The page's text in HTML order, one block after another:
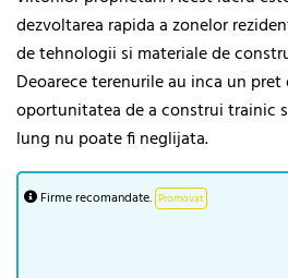
dezvoltarea rapida a zonelor
de tehnologii si materiale de
Deoarece terenurile au inca un
oportunitatea de a construi trainic
lung nu poate fi neglijata.
Firme recomandate. Promovat